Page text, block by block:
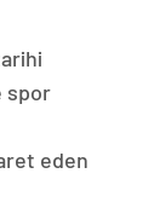
spor
eden